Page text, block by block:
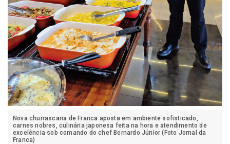
Nova churrascaria de Franca aposta em ambiente sofisticado,
carnes nobres, culinária japonesa feita na hora e atendimento de
excelência sob comando do chef Bernardo Júnior (Foto Jornal da
Franca)